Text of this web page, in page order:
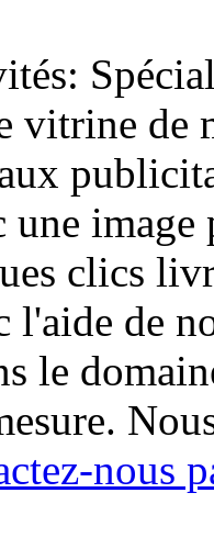
vitrine de
une
clics
l'aide de
le
nous